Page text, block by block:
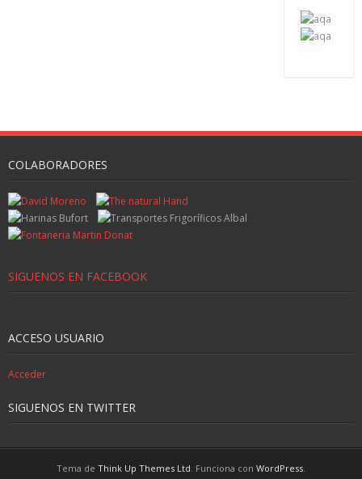
COLABORADORES
SIGUENOS EN FACEBOOK
ACCESO USUARIO
Acceder
SIGUENOS EN TWITTER
Tema de Think Up Themes Ltd. Funciona con WordPress.